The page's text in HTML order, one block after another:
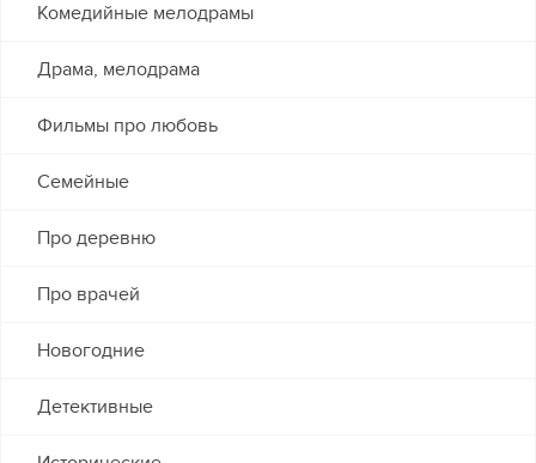
Комедийные мелодрамы
Драма, мелодрама
Фильмы про любовь
Семейные
Про деревню
Про врачей
Новогодние
Детективные